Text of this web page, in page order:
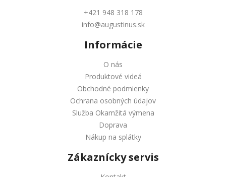
+421 948 318 178
info@augustinus.sk
Informácie
O nás
Produktové videá
Obchodné podmienky
Ochrana osobných údajov
Služba Okamžitá výmena
Doprava
Nákup na splátky
Zákaznícky servis